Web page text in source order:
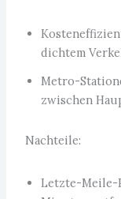
dichtem
Metro-
zwischen
Nachteile:
Letzte-Meile-